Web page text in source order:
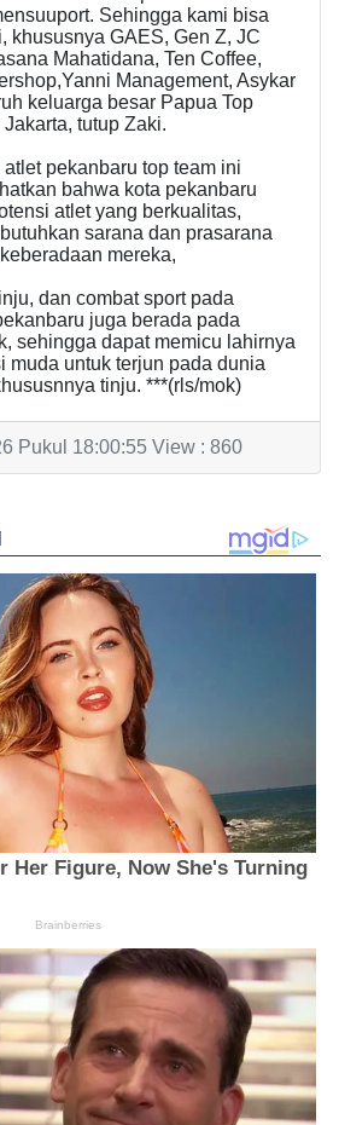
Sehingga kami bisa
khususnya GAES, Gen Z, JC
Mahatidana, Ten Coffee,
Management, Asykar
keluarga besar Papua Top
tutup Zaki.
pekanbaru top team ini
bahwa kota pekanbaru
atlet yang berkualitas,
sarana dan prasarana
mereka,
dan combat sport pada
juga berada pada
sehingga dapat memicu lahirnya
muda untuk terjun pada dunia
tinju. ***(rls/mok)
Pukul 18:00:55 View : 860